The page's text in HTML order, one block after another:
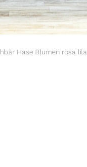
Hase Blumen rosa lila